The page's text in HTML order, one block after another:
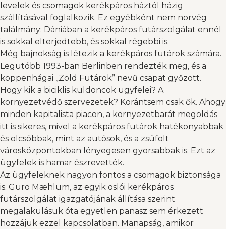
levelek és csomagok kerékpáros háztól házig
szállításával foglalkozik. Ez egyébként nem norvég
találmány: Dániában a kerékpáros futárszolgálat ennél
is sokkal elterjedtebb, és sokkal régebbi is.
Még bajnokság is létezik a kerékpáros futárok számára.
Legutóbb 1993-ban Berlinben rendezték meg, és a
koppenhágai „Zöld Futárok” nevű csapat győzött.
Hogy kik a biciklis küldöncök ügyfelei? A
környezetvédő szervezetek? Korántsem csak ők. Ahogy
minden kapitalista piacon, a környezetbarát megoldás
itt is sikeres, mivel a kerékpáros futárok hatékonyabbak
és olcsóbbak, mint az autósok, és a zsúfolt
városközpontokban lényegesen gyorsabbak is. Ezt az
ügyfelek is hamar észrevették.
Az ügyfeleknek nagyon fontos a csomagok biztonsága
is. Guro Mæhlum, az egyik oslói kerékpáros
futárszolgálat igazgatójának állítása szerint
megalakulásuk óta egyetlen panasz sem érkezett
hozzájuk ezzel kapcsolatban. Manapság, amikor